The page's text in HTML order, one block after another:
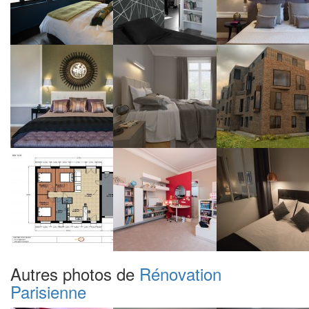
Autres photos de Rénovation
Parisienne